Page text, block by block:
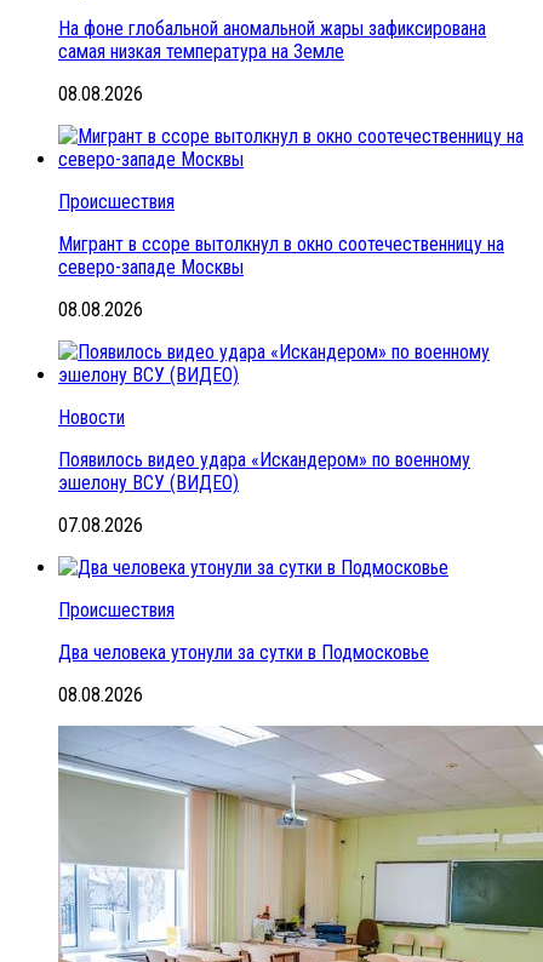
На фоне глобальной аномальной жары зафиксирована
самая низкая температура на Земле
08.08.2026
Происшествия
Мигрант в ссоре вытолкнул в окно соотечественницу на
северо-западе Москвы
08.08.2026
Новости
Появилось видео удара «Искандером» по военному
эшелону ВСУ (ВИДЕО)
07.08.2026
Происшествия
Два человека утонули за сутки в Подмосковье
08.08.2026